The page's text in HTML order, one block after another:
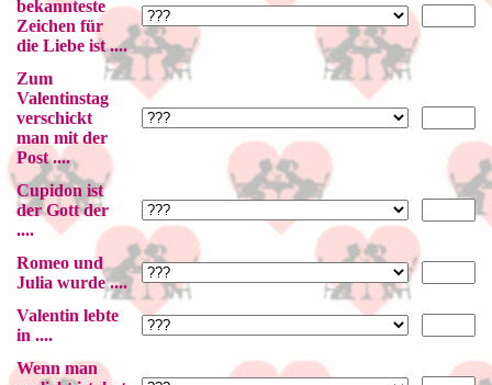
bekannteste
Zeichen für
die Liebe ist ....
Zum
Valentinstag
verschickt
man mit der
Post ....
Cupidon ist
der Gott der
....
Romeo und
Julia wurde ....
Valentin lebte
in ....
Wenn man